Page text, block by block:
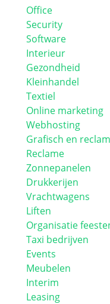
Office
Security
Software
Interieur
Gezondheid
Kleinhandel
Textiel
Online marketing
Webhosting
Grafisch en
Reclame
Zonnepanelen
Drukkerijen
Vrachtwagens
Liften
Organisatie
Taxi bedrijven
Events
Meubelen
Interim
Leasing